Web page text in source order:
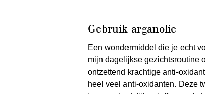
Gebruik arganolie
Een wondermiddel die je echt
mijn dagelijkse gezichtsroutine
ontzettend krachtige anti-
heel veel anti-oxidanten. Deze